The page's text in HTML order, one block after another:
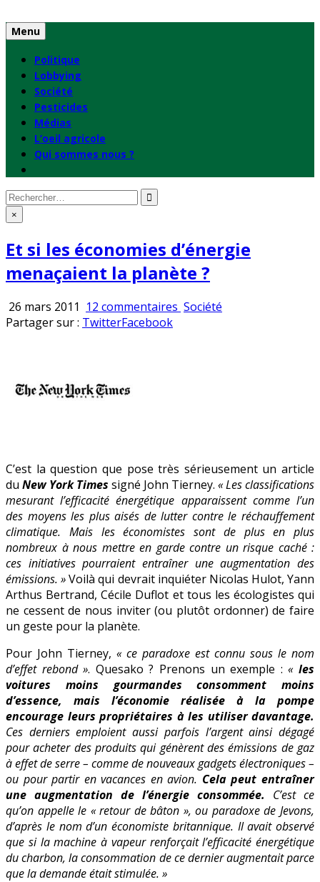
to
content
Menu
Politique
Lobbying
Société
Pesticides
Médias
L’oeil agricole
Qui sommes nous ?
Rechercher
: ×
Et si les économies d’énergie
menaçaient la planète ?
26 mars 2011 12 commentaires sur
Publié
Société
Partager sur : TwitterFacebook
C’est la question que pose très sérieusement un article
du New York Times signé John Tierney. « Les classifications
mesurant l’efficacité énergétique apparaissent comme l’un
des moyens les plus aisés de lutter contre le réchauffement
climatique. Mais les économistes sont de plus en plus
nombreux à nous mettre en garde contre un risque caché :
ces initiatives pourraient entraîner une augmentation des
émissions. »Voilà qui devrait inquiéter Nicolas Hulot, Yann
Arthus Bertrand, Cécile Duflot et tous les écologistes qui
ne cessent de nous inviter (ou plutôt ordonner) de faire
un geste pour la planète.
Pour John Tierney, « ce paradoxe est connu sous le nom
d’effet rebond ». Quesako ? Prenons un exemple :«les
voitures moins gourmandes consomment moins
d’essence, mais l’économie réalisée à la pompe
encourage leurs propriétaires à les utiliser davantage.
Ces derniers emploient aussi parfois l’argent ainsi dégagé
pour acheter des produits qui génèrent des émissions de gaz
à effet de serre – comme de nouveaux gadgets électroniques –
ou pour partir en vacances en avion. Cela peut entraîner
une augmentation de l’énergie consommée. C’est ce
qu’on appelle le « retour de bâton », ou paradoxe de Jevons,
d’après le nom d’un économiste britannique. Il avait observé
que si la machine à vapeur renforçait l’efficacité énergétique
du charbon, la consommation de ce dernier augmentait parce
que la demande était stimulée. »